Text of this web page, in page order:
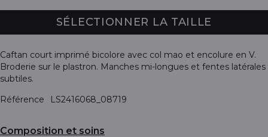
SÉLECTIONNER LA TAILLE
Caftan court imprimé bicolore avec col mao et encolure en V.
Broderie sur le plastron. Manches mi-longues et fentes latérales
subtiles.
Référence
LS2416068_08719
Composition et soins